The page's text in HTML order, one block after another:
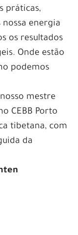
práticas,
nossa energia
os resultados
Onde estão
podemos
mestre
CEBB Porto
tibetana, com
da